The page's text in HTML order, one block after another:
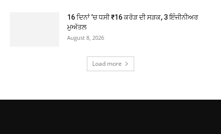
16 ਦਿਨਾਂ ’ਚ ਧਸੀ ₹16 ਕਰੋੜ ਦੀ ਸੜਕ, 3 ਇੰਜੀਨੀਅਰ
ਮੁਅੱਤਲ
August 8, 2026
Load more